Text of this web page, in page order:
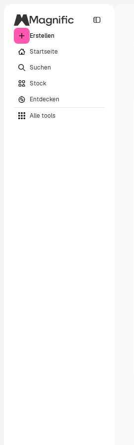
Erstellen
Startseite
Suchen
Stock
Entdecken
Alle tools